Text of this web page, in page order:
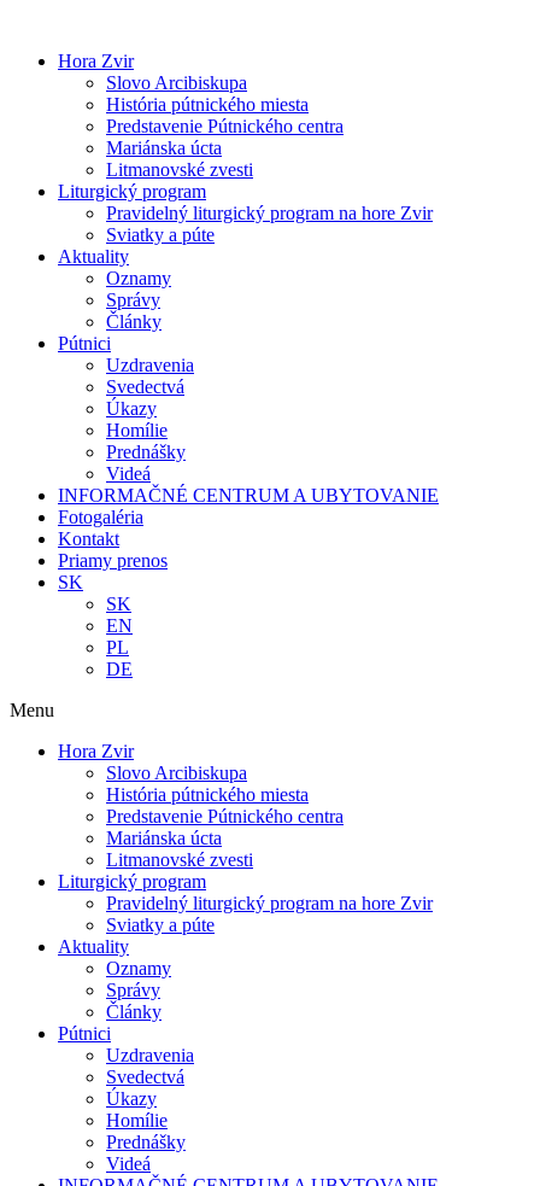
obsah
Hora Zvir
Slovo Arcibiskupa
História pútnického miesta
Predstavenie Pútnického centra
Mariánska úcta
Litmanovské zvesti
Liturgický program
Pravidelný liturgický program na hore Zvir
Sviatky a púte
Aktuality
Oznamy
Správy
Články
Pútnici
Uzdravenia
Svedectvá
Úkazy
Homílie
Prednášky
Videá
INFORMAČNÉ CENTRUM A UBYTOVANIE
Fotogaléria
Kontakt
Priamy prenos
SK
SK
EN
PL
DE
Menu
Hora Zvir
Slovo Arcibiskupa
História pútnického miesta
Predstavenie Pútnického centra
Mariánska úcta
Litmanovské zvesti
Liturgický program
Pravidelný liturgický program na hore Zvir
Sviatky a púte
Aktuality
Oznamy
Správy
Články
Pútnici
Uzdravenia
Svedectvá
Úkazy
Homílie
Prednášky
Videá